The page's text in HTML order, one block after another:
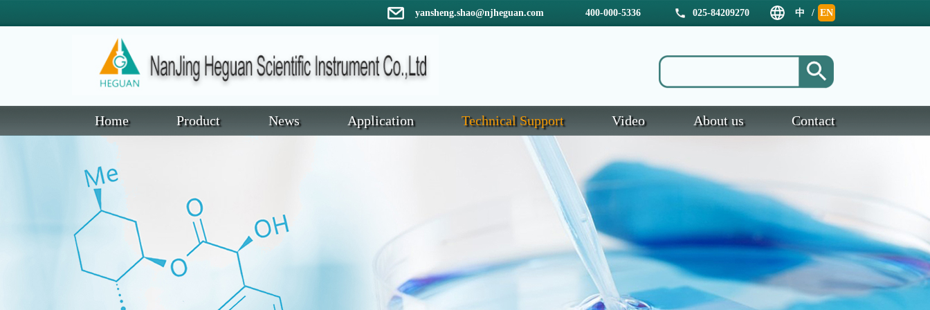
中
/ EN
025-84209270
yansheng.shao@njheguan.com 400-000-5336
Home Product News Application Technical Support Video About us Contact